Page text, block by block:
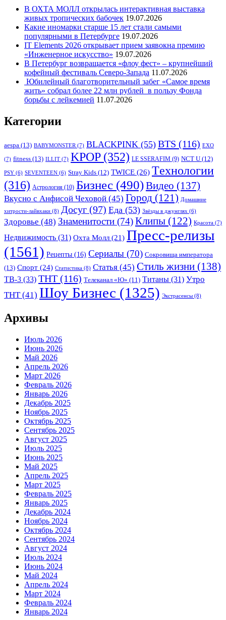
В ОХТА МОЛЛ открылась интерактивная выставка
живых тропических бабочек 19.07.2026
Какие иномарки старше 15 лет стали самыми
популярными в Петербурге 19.07.2026
IT Elements 2026 открывает прием заявокна премию
«Инженерное искусство» 19.07.2026
В Петербург возвращается «флоу фест» – крупнейший
кофейный фестиваль Северо-Запада 11.07.2026
Юбилейный благотворительный забег «Самое время
жить» собрал более 22 млн рублей в пользу Фонда
борьбы с лейкемией 11.07.2026
Категории
aespa (13) BABYMONSTER (7) BLACKPINK (55) BTS (116) EXO
(7) fitness (13) ILLIT (7) KPOP(352) LE SSERAFIM (9) NCT U (12)
PSY (6) SEVENTEEN (6) Stray Kids (12) TWICE (26) Tехнологии
(316) Астрология (10) Бизнес (490)Видео (137)
Вкусно с Анфисой Чеховой (45) Город (121) Домашние
хитрости-лайвхаки (8) Досуг (97) Еда (53) Звёзды в джунглях (6)
Здоровье (48) Знаменитости (74)Клипы (122) Красота (7)
Недвижимость (31) Охта Молл (21) Пресс-релизы
(1561) Рецепты (16) Сериалы (70) Сокровища императора
(13) Спорт (24) Статистика (8) Статья (45) Стиль жизни (138)
ТВ-3 (33) ТНТ (116) Телеканал «Ю» (11) Титаны (31) Утро
ТНТ(41) Шоу Бизнес (1325) Экстрасенсы (8)
Архивы
Июль 2026
Июнь 2026
Май 2026
Апрель 2026
Март 2026
Февраль 2026
Январь 2026
Декабрь 2025
Ноябрь 2025
Октябрь 2025
Сентябрь 2025
Август 2025
Июль 2025
Июнь 2025
Май 2025
Апрель 2025
Март 2025
Февраль 2025
Январь 2025
Декабрь 2024
Ноябрь 2024
Октябрь 2024
Сентябрь 2024
Август 2024
Июль 2024
Июнь 2024
Май 2024
Апрель 2024
Март 2024
Февраль 2024
Январь 2024